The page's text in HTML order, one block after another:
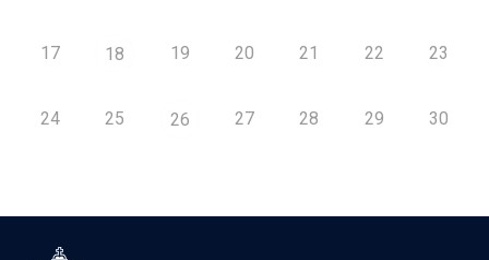
17 18 19 20 21 22 23
24 25 26 27 28 29 30